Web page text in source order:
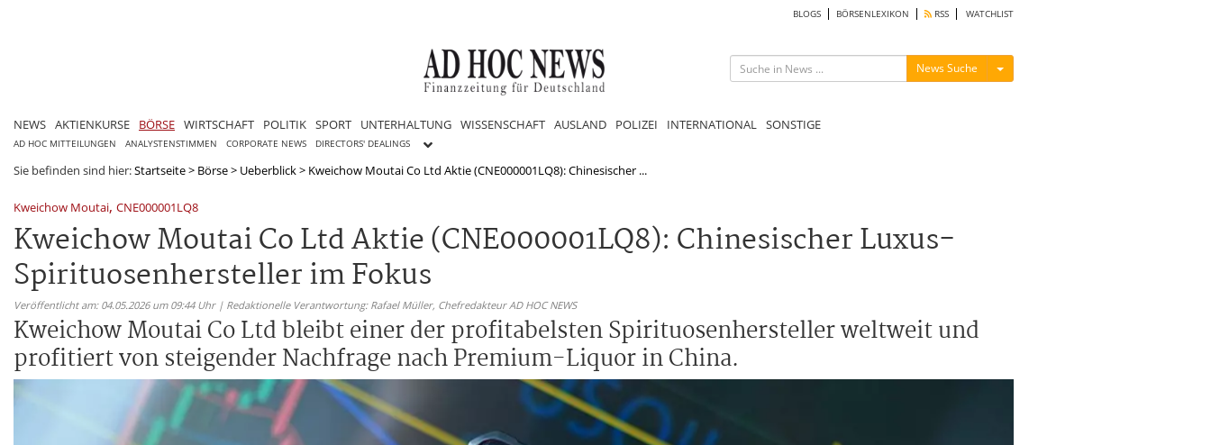
BLOGS BÖRSENLEXIKON RSS WATCHLIST
News Suche Menü ein-/ausblenden
NEWS AKTIENKURSE BÖRSE WIRTSCHAFT POLITIK SPORT UNTERHALTUNG WISSENSCHAFT AUSLAND POLIZEI INTERNATIONAL SONSTIGE
AD HOC MITTEILUNGEN ANALYSTENSTIMMEN CORPORATE NEWS DIRECTORS' DEALINGS
Sie befinden sind hier:Startseite> Börse> Ueberblick> Kweichow Moutai Co Ltd Aktie (CNE000001LQ8): Chinesischer ...
Kweichow Moutai, CNE000001LQ8
Kweichow Moutai Co Ltd Aktie (CNE000001LQ8): Chinesischer Luxus-
Spirituosenhersteller im Fokus
Veröffentlicht am: 04.05.2026 um 09:44 Uhr | Redaktionelle Verantwortung: Rafael Müller, Chefredakteur AD HOC NEWS
Kweichow Moutai Co Ltd bleibt einer der profitabelsten Spirituosenhersteller weltweit und
profitiert von steigender Nachfrage nach Premium-Liquor in China.